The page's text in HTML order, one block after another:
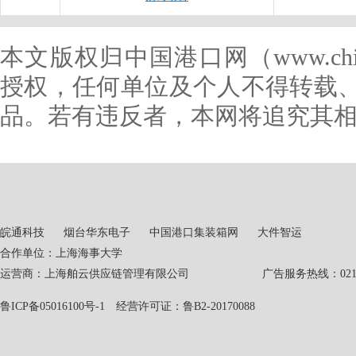
本文版权归中国港口网（
授权，任何单位及个人不得转载
品。若有违反者，本网将追究其
皖通科技 烟台华东电子 中国港口集装箱网
大件智运
合作单位：上海海事大学
运营商：上海舶云供应链管理有限公司 广告服务热线：021-
鲁ICP备05016100号-1 经营许可证：鲁B2-20170088